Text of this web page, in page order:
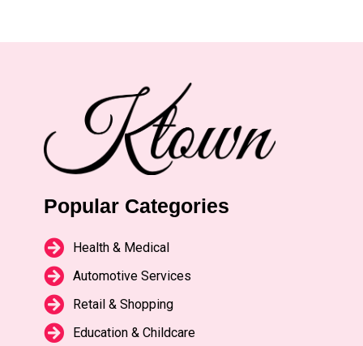
Popular Categories
Health & Medical
Automotive Services
Retail & Shopping
Education & Childcare